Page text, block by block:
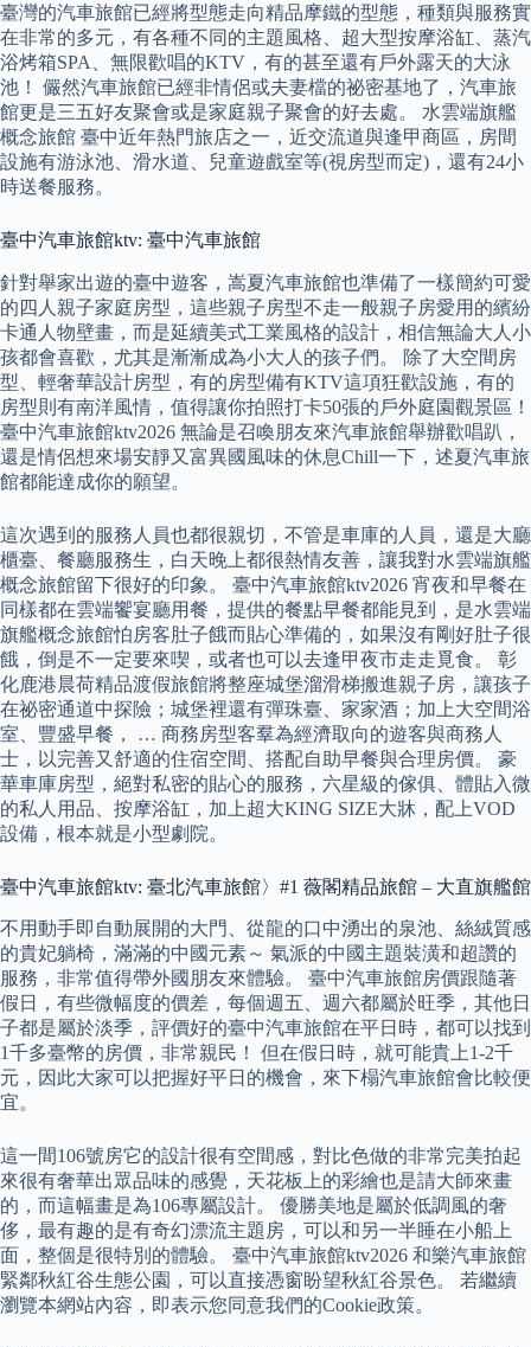
臺灣的汽車旅館已經將型態走向精品摩鐵的型態，種類與服務實
在非常的多元，有各種不同的主題風格、超大型按摩浴缸、蒸汽
浴烤箱SPA、無限歡唱的KTV，有的甚至還有戶外露天的大泳
池！ 儼然汽車旅館已經非情侶或夫妻檔的祕密基地了，汽車旅
館更是三五好友聚會或是家庭親子聚會的好去處。 水雲端旗艦
概念旅館 臺中近年熱門旅店之一，近交流道與逢甲商區，房間
設施有游泳池、滑水道、兒童遊戲室等(視房型而定)，還有24小
時送餐服務。
臺中汽車旅館ktv: 臺中汽車旅館
針對舉家出遊的臺中遊客，嵩夏汽車旅館也準備了一樣簡約可愛
的四人親子家庭房型，這些親子房型不走一般親子房愛用的繽紛
卡通人物壁畫，而是延續美式工業風格的設計，相信無論大人小
孩都會喜歡，尤其是漸漸成為小大人的孩子們。 除了大空間房
型、輕奢華設計房型，有的房型備有KTV這項狂歡設施，有的
房型則有南洋風情，值得讓你拍照打卡50張的戶外庭園觀景區！
臺中汽車旅館ktv2026 無論是召喚朋友來汽車旅館舉辦歡唱趴，
還是情侶想來場安靜又富異國風味的休息Chill一下，述夏汽車旅
館都能達成你的願望。
這次遇到的服務人員也都很親切，不管是車庫的人員，還是大廳
櫃臺、餐廳服務生，白天晚上都很熱情友善，讓我對水雲端旗艦
概念旅館留下很好的印象。 臺中汽車旅館ktv2026 宵夜和早餐在
同樣都在雲端饗宴廳用餐，提供的餐點早餐都能見到，是水雲端
旗艦概念旅館怕房客肚子餓而貼心準備的，如果沒有剛好肚子很
餓，倒是不一定要來喫，或者也可以去逢甲夜市走走覓食。 彰
化鹿港晨荷精品渡假旅館將整座城堡溜滑梯搬進親子房，讓孩子
在祕密通道中探險；城堡裡還有彈珠臺、家家酒；加上大空間浴
室、豐盛早餐， … 商務房型客羣為經濟取向的遊客與商務人
士，以完善又舒適的住宿空間、搭配自助早餐與合理房價。 豪
華車庫房型，絕對私密的貼心的服務，六星級的傢俱、體貼入微
的私人用品、按摩浴缸，加上超大KING SIZE大牀，配上VOD
設備，根本就是小型劇院。
臺中汽車旅館ktv: 臺北汽車旅館〉#1 薇閣精品旅館 – 大直旗艦館
不用動手即自動展開的大門、從龍的口中湧出的泉池、絲絨質感
的貴妃躺椅，滿滿的中國元素～ 氣派的中國主題裝潢和超讚的
服務，非常值得帶外國朋友來體驗。 臺中汽車旅館房價跟隨著
假日，有些微幅度的價差，每個週五、週六都屬於旺季，其他日
子都是屬於淡季，評價好的臺中汽車旅館在平日時，都可以找到
1千多臺幣的房價，非常親民！ 但在假日時，就可能貴上1-2千
元，因此大家可以把握好平日的機會，來下榻汽車旅館會比較便
宜。
這一間106號房它的設計很有空間感，對比色做的非常完美拍起
來很有奢華出眾品味的感覺，天花板上的彩繪也是請大師來畫
的，而這幅畫是為106專屬設計。 優勝美地是屬於低調風的奢
侈，最有趣的是有奇幻漂流主題房，可以和另一半睡在小船上
面，整個是很特別的體驗。 臺中汽車旅館ktv2026 和樂汽車旅館
緊鄰秋紅谷生態公園，可以直接憑窗盼望秋紅谷景色。 若繼續
瀏覽本網站內容，即表示您同意我們的Cookie政策。